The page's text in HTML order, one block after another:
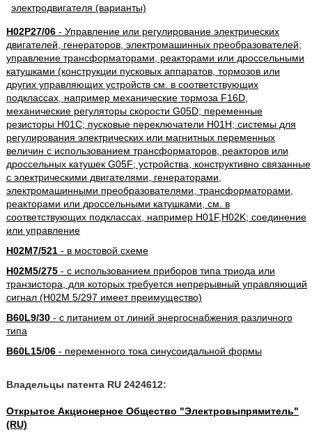
H02P27/06- Управление или регулирование электрических
двигателей, генераторов, электромашинных преобразователей;
управление трансформаторами, реакторами или дроссельными
катушками (конструкции пусковых аппаратов, тормозов или
других управляющих устройств см. в соответствующих
подклассах, например механические тормоза F16D,
механические регуляторы скорости G05D; переменные
резисторы H01C; пусковые переключатели H01H; системы для
регулирования электрических или магнитных переменных
величин с использованием трансформаторов, реакторов или
дроссельных катушек G05F; устройства, конструктивно связанные
с электрическими двигателями, генераторами,
электромашинными преобразователями, трансформаторами,
реакторами или дроссельными катушками, см. в
соответствующих подклассах, например H01F,H02K; соединение
или управление
H02M7/521- в мостовой схеме
H02M5/275- с использованием приборов типа триода или
транзистора, для которых требуется непрерывный управляющий
сигнал (H02M 5/297 имеет преимущество)
B60L9/30- с питанием от линий энергоснабжения различного
типа
B60L15/06- переменного тока синусоидальной формы
Владельцы патента RU 2424612:
Открытое Акционерное Общество "Электровыпрямитель"
(RU)